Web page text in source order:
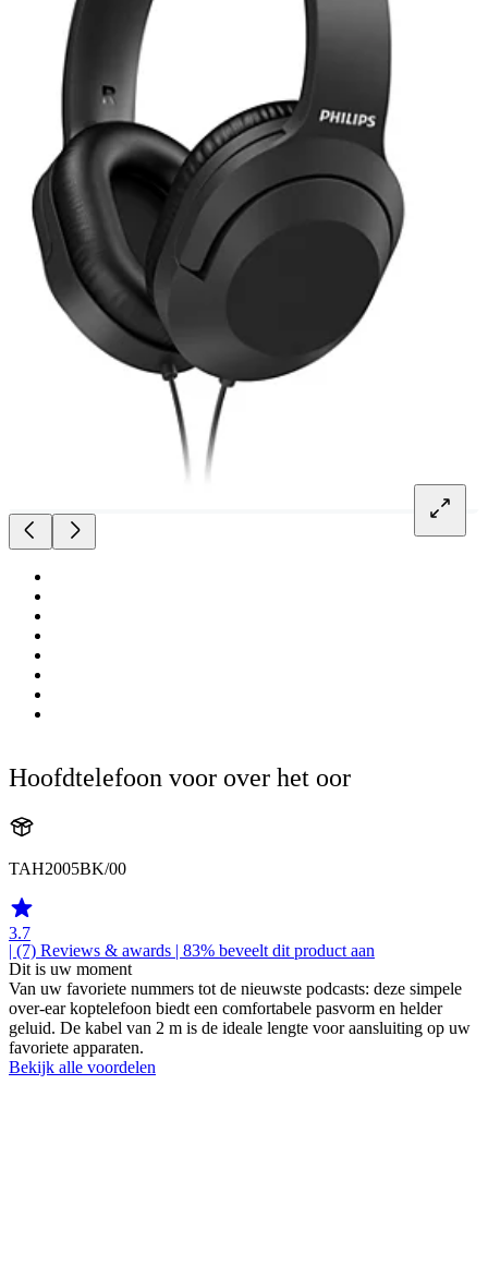
Hoofdtelefoon voor over het oor
TAH2005BK/00
3.7
| (7) Reviews & awards | 83% beveelt dit product aan
Dit is uw moment
Van uw favoriete nummers tot de nieuwste podcasts: deze simpele
over-ear koptelefoon biedt een comfortabele pasvorm en helder
geluid. De kabel van 2 m is de ideale lengte voor aansluiting op uw
favoriete apparaten.
Bekijk alle voordelen